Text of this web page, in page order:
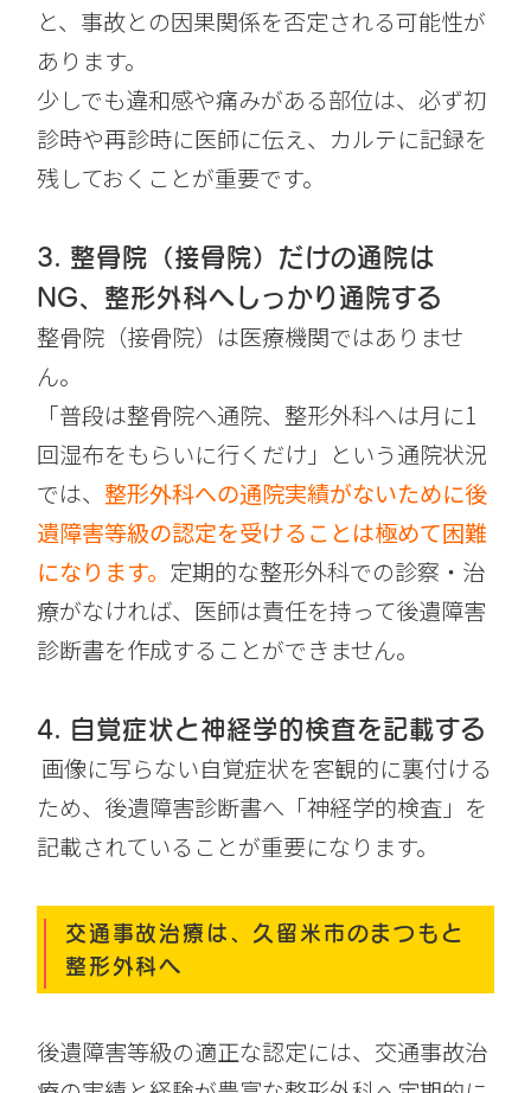
と、事故との因果関係を否定される可能性が
あります。
少しでも違和感や痛みがある部位は、必ず初
診時や再診時に医師に伝え、カルテに記録を
残しておくことが重要です。
3. 整骨院（接骨院）だけの通院は
NG、整形外科へしっかり通院する
整骨院（接骨院）は医療機関ではありませ
ん。
「普段は整骨院へ通院、整形外科へは月に1
回湿布をもらいに行くだけ」という通院状況
では、 整形外科への通院実績がないために後
遺障害等級の認定を受けることは極めて困難
になります。 定期的な整形外科での診察・治
療がなければ、医師は責任を持って後遺障害
診断書を作成することができません。
4. 自覚症状と神経学的検査を記載する
画像に写らない自覚症状を客観的に裏付ける
ため、後遺障害診断書へ「神経学的検査」を
記載されていることが重要になります。
交通事故治療は、久留米市のまつもと
整形外科へ
後遺障害等級の適正な認定には、交通事故治